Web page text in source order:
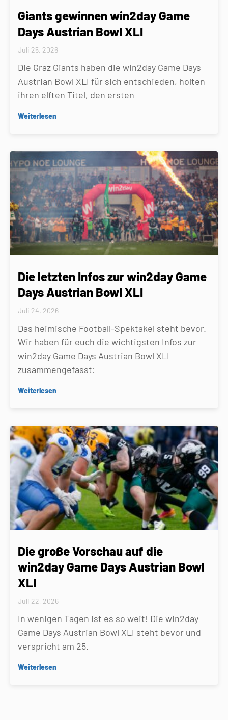
Giants gewinnen win2day Game
Days Austrian Bowl XLI
Juli 25, 2026
Die Graz Giants haben die win2day Game Days
Austrian Bowl XLI für sich entschieden, holten
ihren elften Titel, den ersten
Weiterlesen
Die letzten Infos zur win2day Game
Days Austrian Bowl XLI
Juli 24, 2026
Das heimische Football-Spektakel steht bevor.
Wir haben für euch die wichtigsten Infos zur
win2day Game Days Austrian Bowl XLI
zusammengefasst:
Weiterlesen
Die große Vorschau auf die
win2day Game Days Austrian Bowl
XLI
Juli 22, 2026
In wenigen Tagen ist es so weit! Die win2day
Game Days Austrian Bowl XLI steht bevor und
verspricht am 25.
Weiterlesen